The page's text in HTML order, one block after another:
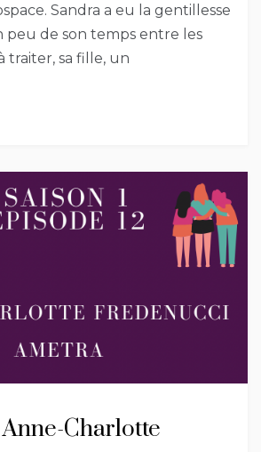
Sandra a eu la gentillesse
peu de son temps entre les
traiter, sa fille, un
Charlotte